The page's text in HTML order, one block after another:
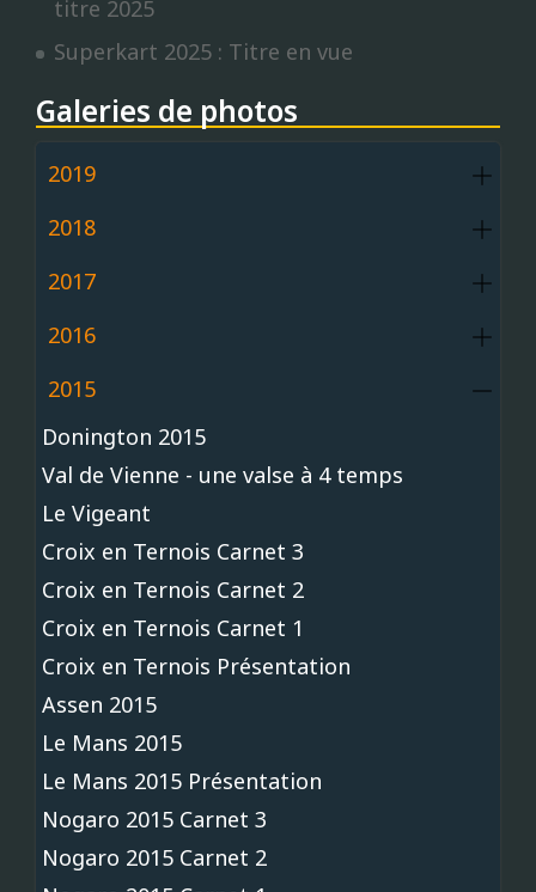
titre 2025
Superkart 2025 : Titre en vue
Galeries de photos
2019
2018
2017
2016
2015
Donington 2015
Val de Vienne - une valse à 4 temps
Le Vigeant
Croix en Ternois Carnet 3
Croix en Ternois Carnet 2
Croix en Ternois Carnet 1
Croix en Ternois Présentation
Assen 2015
Le Mans 2015
Le Mans 2015 Présentation
Nogaro 2015 Carnet 3
Nogaro 2015 Carnet 2